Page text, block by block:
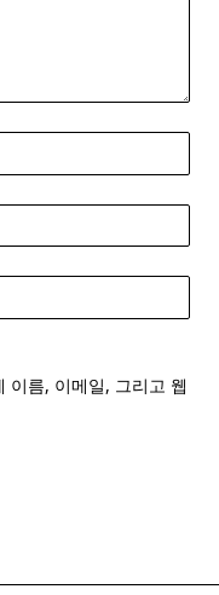
이름, 이메일, 그리고 웹